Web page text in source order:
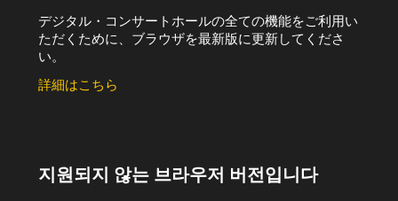
デジタル・コンサートホールの全ての機能をご利用い
ただくために、ブラウザを最新版に更新してくださ
い。
詳細はこちら
지원되지 않는 브라우저 버전입니다